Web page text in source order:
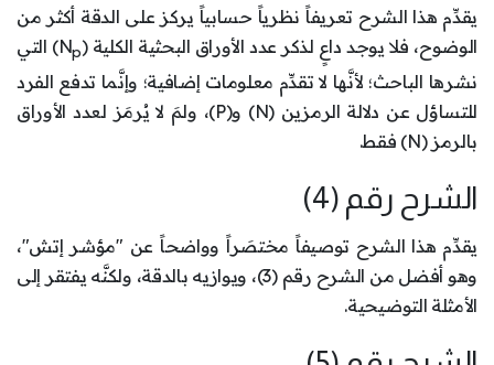
يقدِّم هذا الشرح تعريفاً نظرياً حسابياً يركز على الدقة أكثر من
الوضوح، فلا يوجد داعٍ لذكر عدد الأوراق البحثية الكلية (Np
) التي
نشرها الباحث؛ لأنَّها لا تقدِّم معلومات إضافية؛ وإنَّما تدفع الفرد
للتساؤل عن دلالة الرمزين (N) و(P)، ولمَ لا يُرمَز لعدد الأوراق
بالرمز (N) فقط.
الشرح رقم (4)
يقدِّم هذا الشرح توصيفاً مختصَراً وواضحاً عن "مؤشر إتش"،
وهو أفضل من الشرح رقم (3)، ويوازيه بالدقة، ولكنَّه يفتقر إلى
الأمثلة التوضيحية.